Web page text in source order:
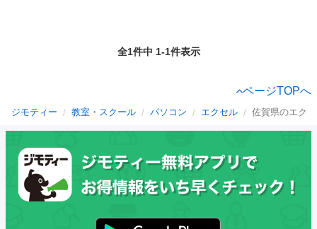
全1件中 1-1件表示
ページTOPへ
ジモティー 教室・スクール パソコン エクセル 佐賀県のエク